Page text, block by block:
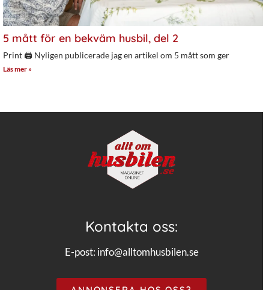
5 mått för en bekväm husbil, del 2
Print 🖨 Nyligen publicerade jag en artikel om 5 mått som ger
Läs mer »
Kontakta oss:
E-post: info@alltomhusbilen.se